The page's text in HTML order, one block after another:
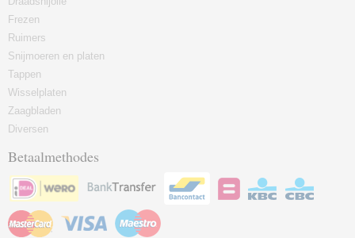
Frezen
Ruimers
Snijmoeren en platen
Tappen
Wisselplaten
Zaagbladen
Diversen
Betaalmethodes